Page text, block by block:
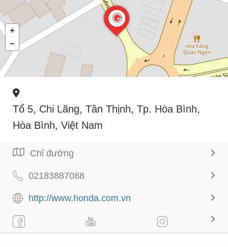
Tổ 5, Chi Lăng, Tân Thịnh, Tp. Hòa Bình,
Hòa Bình, Việt Nam
Chỉ đường
02183887088
http://www.honda.com.vn